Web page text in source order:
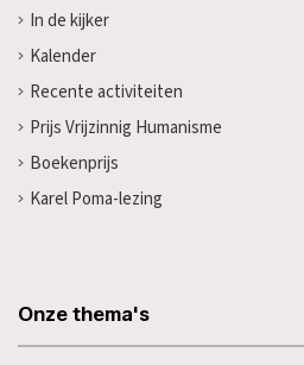
In de kijker
Kalender
Recente activiteiten
Prijs Vrijzinnig Humanisme
Boekenprijs
Karel Poma-lezing
Onze thema's